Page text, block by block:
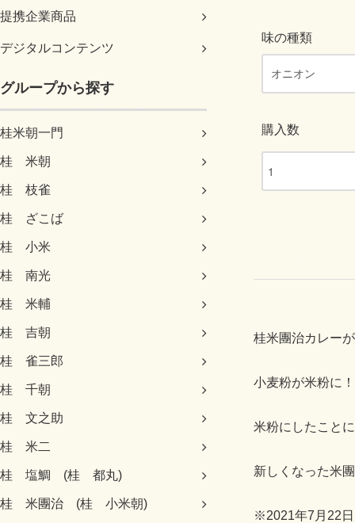
提携企業商品
デジタルコンテンツ
グループから探す
桂米朝一門
桂 米朝
桂 枝雀
桂 ざこば
桂 小米
桂 南光
桂 米輔
桂 吉朝
桂 雀三郎
桂 千朝
桂 文之助
桂 米二
桂 塩鯛 (桂 都丸)
桂 米團治 (桂 小米朝)
味の種類
購入数
桂米團治カレー
小麦粉が米粉に！
米粉にしたこと
新しくなった米
※2021年7月22